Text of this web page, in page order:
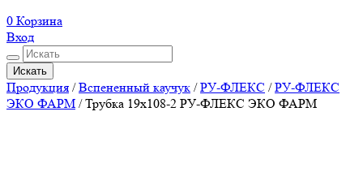
0 Корзина
Вход
Искать
Продукция /Вспененный каучук /РУ-ФЛЕКС /РУ-ФЛЕКС
ЭКО ФАРМ /Трубка 19х108-2 РУ-ФЛЕКС ЭКО ФАРМ